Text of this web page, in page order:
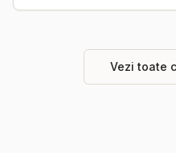
Vezi toate